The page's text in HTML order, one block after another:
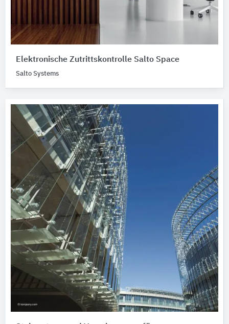
Elektronische Zutrittskontrolle Salto Space
Salto Systems